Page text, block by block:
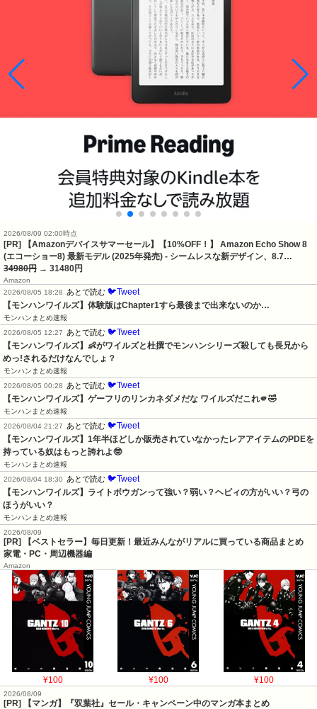
2026/08/09 02:00時点
[PR] 【Amazonデバイスサマーセール】【10%OFF！】 Amazon Echo Show 8
(エコーショー8) 最新モデル (2025年発売) - シームレスな新デザイン、8.7…
34980円 → 31480円
Amazon
2026/08/05 18:28
あとで読む 🐦Tweet
【モンハンワイルズ】体験版はChapter1すら最後まで出来ないのか…
モンハンまとめ速報
2026/08/05 12:27
あとで読む 🐦Tweet
【モンハンワイルズ】👶がワイルズと杜撰でモンハンシリーズ殺しても長兄から
めっ!されるだけなんでしょ？
モンハンまとめ速報
2026/08/05 00:28
あとで読む 🐦Tweet
【モンハンワイルズ】ゲーフリのリンカネダメだな ワイルズだこれ🫵🤣
モンハンまとめ速報
2026/08/04 21:27
あとで読む 🐦Tweet
【モンハンワイルズ】1年半ほどしか販売されていなかったレアアイテムのPDEを
持っている奴はもっと誇れよ🤓
モンハンまとめ速報
2026/08/04 18:30
あとで読む 🐦Tweet
【モンハンワイルズ】ライトボウガンって強い？弱い？ヘビィの方がいい？弓の
ほうがいい？
モンハンまとめ速報
2026/08/09
[PR] 【ベストセラー】毎日更新！最近みんながリアルに買っている商品まとめ
家電・PC・周辺機器編
Amazon
¥100 ¥100 ¥100
2026/08/09
[PR] 【マンガ】『双葉社』セール・キャンペーン中のマンガ本まとめ